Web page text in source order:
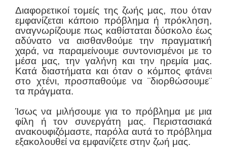
Διαφορετικοί τομείς της ζωής μας, που όταν
εμφανίζεται κάποιο πρόβλημα ή πρόκληση,
αναγνωρίζουμε πως καθίσταται δύσκολο έως
αδύνατο να αισθανθούμε την πραγματική
χαρά, να παραμείνουμε συντονισμένοι με το
μέσα μας, την γαλήνη και την ηρεμία μας.
Κατά διαστήματα και όταν ο κόμπος φτάνει
στο χτένι, προσπαθούμε να ¨διορθώσουμε¨
τα πράγματα.
Ίσως να μιλήσουμε για το πρόβλημα με μια
φίλη ή τον συνεργάτη μας. Περιστασιακά
ανακουφιζόμαστε, παρόλα αυτά το πρόβλημα
εξακολουθεί να εμφανίζετε στην ζωή μας.